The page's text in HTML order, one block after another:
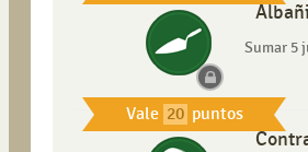
Vale 20 puntos
Sumar 5